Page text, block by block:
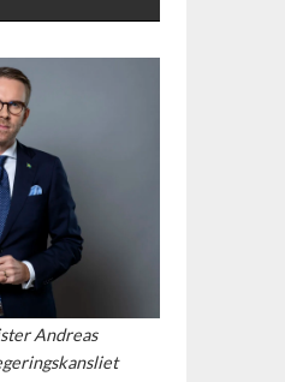
Andreas